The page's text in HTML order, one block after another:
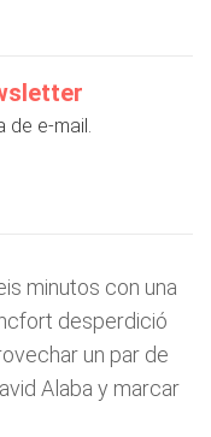
de e-mail.
minutos con una
desperdició
un par de
Alaba y marcar